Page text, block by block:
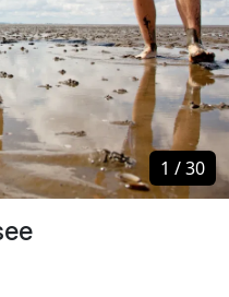
1 /30
1 /30